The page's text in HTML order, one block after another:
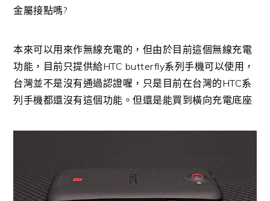
金屬接點嗎?
本來可以用來作無線充電的，但由於目前這個無線充電
功能，目前只提供給HTC butterfly系列手機可以使用，
台灣並不是沒有通過認證喔，只是目前在台灣的HTC系
列手機都還沒有這個功能。但還是能買到橫向充電底座